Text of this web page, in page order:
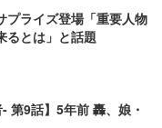
プライズ登場「重要人物
るとは」と話題
第9話】5年前 轟、娘・